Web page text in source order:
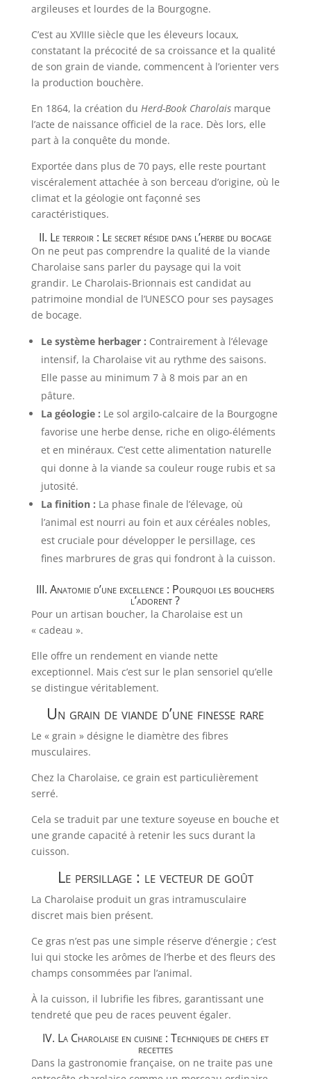
argileuses et lourdes de la Bourgogne.
C’est au XVIIIe siècle que les éleveurs locaux,
constatant la précocité de sa croissance et la qualité
de son grain de viande, commencent à l’orienter vers
la production bouchère.
En 1864, la création du Herd-Book Charolaismarque
l’acte de naissance officiel de la race. Dès lors, elle
part à la conquête du monde.
Exportée dans plus de 70 pays, elle reste pourtant
viscéralement attachée à son berceau d’origine, où le
climat et la géologie ont façonné ses
caractéristiques.
II. Le terroir : Le secret réside dans l’herbe du bocage
On ne peut pas comprendre la qualité de la viande
Charolaise sans parler du paysage qui la voit
grandir. Le Charolais-Brionnais est candidat au
patrimoine mondial de l’UNESCO pour ses paysages
de bocage.
Le système herbager : Contrairement à l’élevage
intensif, la Charolaise vit au rythme des saisons.
Elle passe au minimum 7 à 8 mois par an en
pâture.
La géologie : Le sol argilo-calcaire de la Bourgogne
favorise une herbe dense, riche en oligo-éléments
et en minéraux. C’est cette alimentation naturelle
qui donne à la viande sa couleur rouge rubis et sa
jutosité.
La finition : La phase finale de l’élevage, où
l’animal est nourri au foin et aux céréales nobles,
est cruciale pour développer le persillage, ces
fines marbrures de gras qui fondront à la cuisson.
III. Anatomie d’une excellence : Pourquoi les bouchers
l’adorent ?
Pour un artisan boucher, la Charolaise est un
« cadeau ».
Elle offre un rendement en viande nette
exceptionnel. Mais c’est sur le plan sensoriel qu’elle
se distingue véritablement.
Un grain de viande d’une finesse rare
Le « grain » désigne le diamètre des fibres
musculaires.
Chez la Charolaise, ce grain est particulièrement
serré.
Cela se traduit par une texture soyeuse en bouche et
une grande capacité à retenir les sucs durant la
cuisson.
Le persillage : le vecteur de goût
La Charolaise produit un gras intramusculaire
discret mais bien présent.
Ce gras n’est pas une simple réserve d’énergie ; c’est
lui qui stocke les arômes de l’herbe et des fleurs des
champs consommées par l’animal.
À la cuisson, il lubrifie les fibres, garantissant une
tendreté que peu de races peuvent égaler.
IV. La Charolaise en cuisine : Techniques de chefs et
recettes
Dans la gastronomie française, on ne traite pas une